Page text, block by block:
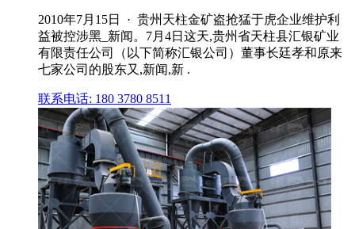
2010年7月15日 · 贵州天柱金矿盗抢猛于虎企业维护利
益被控涉黑_新闻。7月4日这天,贵州省天柱县汇银矿业
有限责任公司（以下简称汇银公司）董事长廷孝和原来
七家公司的股东又,新闻,新 .
联系电话: 180 3780 8511